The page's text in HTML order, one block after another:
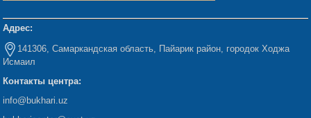
Адрес:
141306, Самаркандская область, Пайарик район, городок Ходжа
Исмаил
Контакты центра:
info@bukhari.uz